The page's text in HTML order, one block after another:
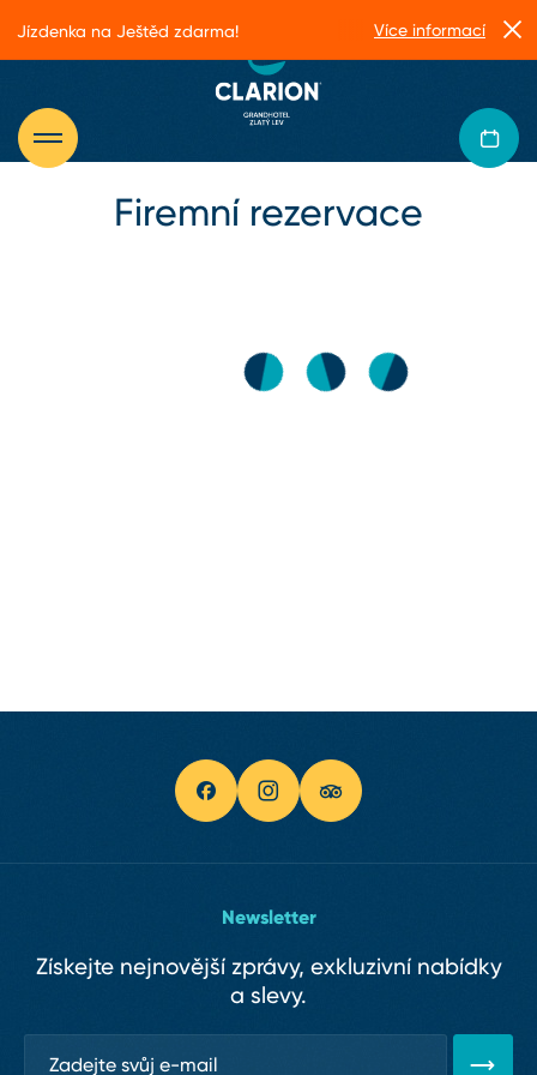
Firemní rezervace
Newsletter
Získejte nejnovější zprávy, exkluzivní nabídky
a slevy.
Jízdenka na Ještěd zdarma! Více informací